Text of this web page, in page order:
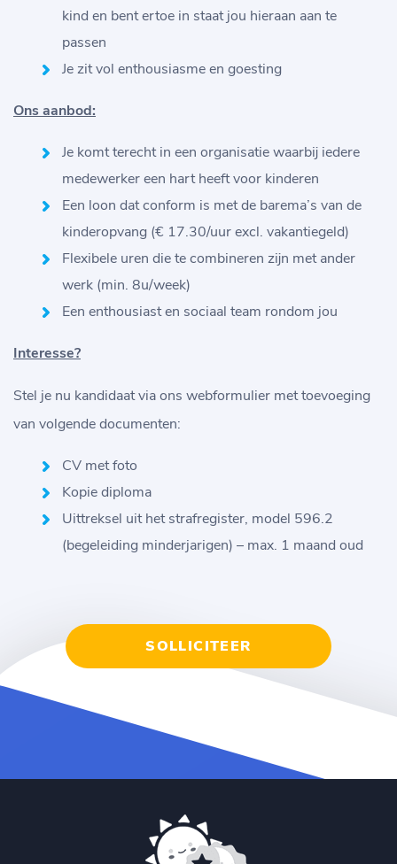
kind en bent ertoe in staat jou hieraan aan te
passen
Je zit vol enthousiasme en goesting
Ons aanbod:
Je komt terecht in een organisatie waarbij iedere
medewerker een hart heeft voor kinderen
Een loon dat conform is met de barema’s van de
kinderopvang (€ 17.30/uur excl. vakantiegeld)
Flexibele uren die te combineren zijn met ander
werk (min. 8u/week)
Een enthousiast en sociaal team rondom jou
Interesse?
Stel je nu kandidaat via ons webformulier met toevoeging
van volgende documenten:
CV met foto
Kopie diploma
Uittreksel uit het strafregister, model 596.2
(begeleiding minderjarigen) – max. 1 maand oud
SOLLICITEER